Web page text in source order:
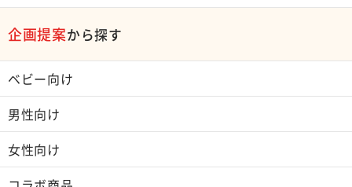
企画提案から探す
ベビー向け
男性向け
女性向け